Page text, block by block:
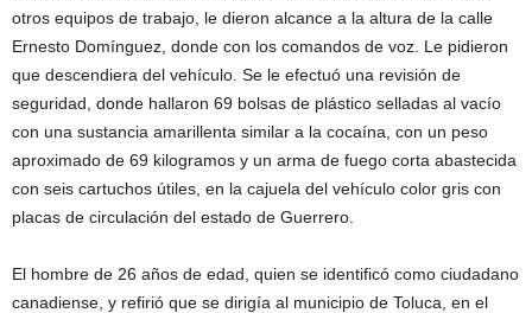
otros equipos de trabajo, le dieron alcance a la altura de la calle
Ernesto Domínguez, donde con los comandos de voz. Le pidieron
que descendiera del vehículo. Se le efectuó una revisión de
seguridad, donde hallaron 69 bolsas de plástico selladas al vacío
con una sustancia amarillenta similar a la cocaína, con un peso
aproximado de 69 kilogramos y un arma de fuego corta abastecida
con seis cartuchos útiles, en la cajuela del vehículo color gris con
placas de circulación del estado de Guerrero.
El hombre de 26 años de edad, quien se identificó como ciudadano
canadiense, y refirió que se dirigía al municipio de Toluca, en el